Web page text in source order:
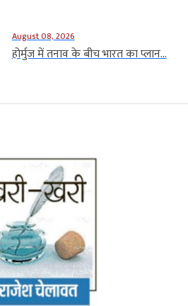
August 08, 2026
होर्मुज में तनाव के बीच भारत का प्लान...